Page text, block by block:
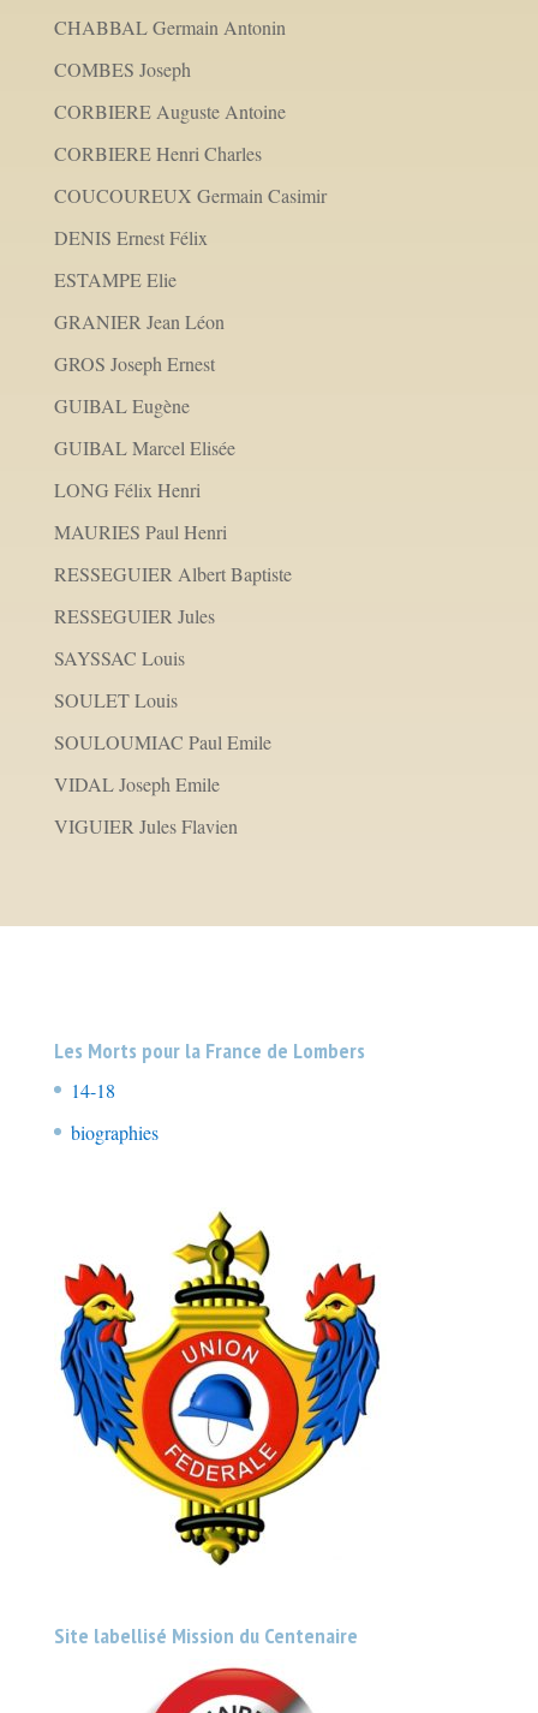
CHABBAL Germain Antonin
COMBES Joseph
CORBIERE Auguste Antoine
CORBIERE Henri Charles
COUCOUREUX Germain Casimir
DENIS Ernest Félix
ESTAMPE Elie
GRANIER Jean Léon
GROS Joseph Ernest
GUIBAL Eugène
GUIBAL Marcel Elisée
LONG Félix Henri
MAURIES Paul Henri
RESSEGUIER Albert Baptiste
RESSEGUIER Jules
SAYSSAC Louis
SOULET Louis
SOULOUMIAC Paul Emile
VIDAL Joseph Emile
VIGUIER Jules Flavien
Les Morts pour la France de Lombers
14-18
biographies(47)
Site labellisé Mission du Centenaire